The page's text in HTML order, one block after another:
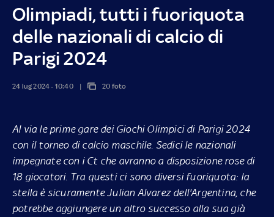
Olimpiadi, tutti i fuoriquota
delle nazionali di calcio di
Parigi 2024
24 lug 2024 - 10:40 20 foto
Al via le prime gare dei Giochi Olimpici di Parigi 2024
con il torneo di calcio maschile. Sedici le nazionali
impegnate con i Ct che avranno a disposizione rose di
18 giocatori. Tra questi ci sono diversi fuoriquota: la
stella è sicuramente Julian Alvarez dell'Argentina, che
potrebbe aggiungere un altro successo alla sua già